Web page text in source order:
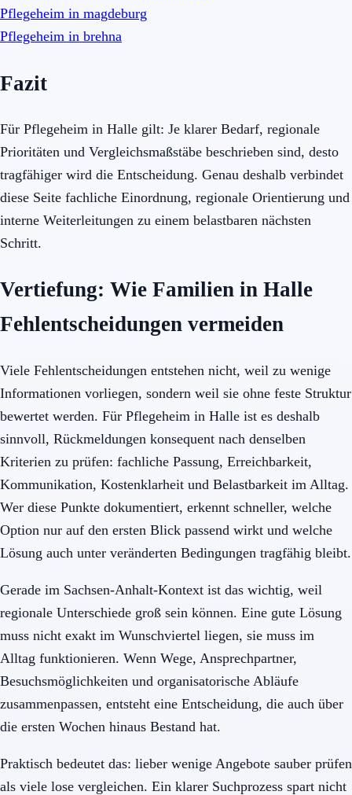
Pflegeheim in magdeburg
Pflegeheim in brehna
Fazit
Für Pflegeheim in Halle gilt: Je klarer Bedarf, regionale
Prioritäten und Vergleichsmaßstäbe beschrieben sind, desto
tragfähiger wird die Entscheidung. Genau deshalb verbindet
diese Seite fachliche Einordnung, regionale Orientierung und
interne Weiterleitungen zu einem belastbaren nächsten
Schritt.
Vertiefung: Wie Familien in Halle
Fehlentscheidungen vermeiden
Viele Fehlentscheidungen entstehen nicht, weil zu wenige
Informationen vorliegen, sondern weil sie ohne feste Struktur
bewertet werden. Für Pflegeheim in Halle ist es deshalb
sinnvoll, Rückmeldungen konsequent nach denselben
Kriterien zu prüfen: fachliche Passung, Erreichbarkeit,
Kommunikation, Kostenklarheit und Belastbarkeit im Alltag.
Wer diese Punkte dokumentiert, erkennt schneller, welche
Option nur auf den ersten Blick passend wirkt und welche
Lösung auch unter veränderten Bedingungen tragfähig bleibt.
Gerade im Sachsen-Anhalt-Kontext ist das wichtig, weil
regionale Unterschiede groß sein können. Eine gute Lösung
muss nicht exakt im Wunschviertel liegen, sie muss im
Alltag funktionieren. Wenn Wege, Ansprechpartner,
Besuchsmöglichkeiten und organisatorische Abläufe
zusammenpassen, entsteht eine Entscheidung, die auch über
die ersten Wochen hinaus Bestand hat.
Praktisch bedeutet das: lieber wenige Angebote sauber prüfen
als viele lose vergleichen. Ein klarer Suchprozess spart nicht